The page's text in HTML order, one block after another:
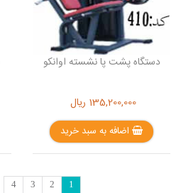
دستگاه پشت پا نشسته اوانکو
135,200,000 ریال
اضافه به سبد خرید
1
2
3
4